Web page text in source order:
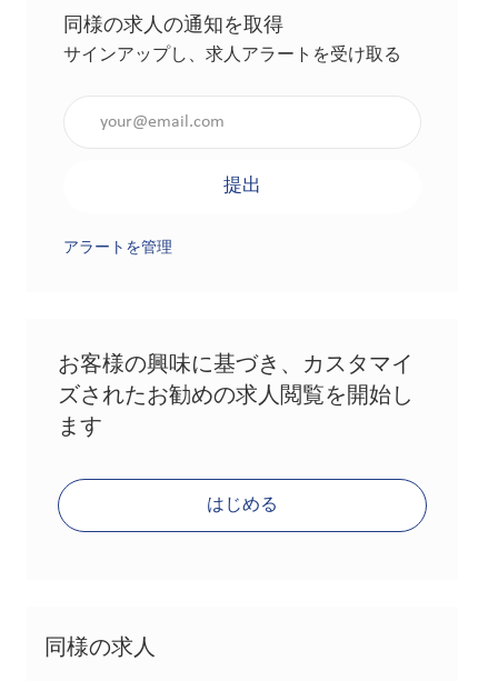
同様の求人の通知を取得
サインアップし、求人アラートを受け取る
提出
アラートを管理
お客様の興味に基づき、カスタマイ
ズされたお勧めの求人閲覧を開始し
ます
はじめる
同様の求人